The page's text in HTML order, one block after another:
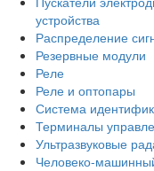
устройства
Распределение
Резервные модули
Реле
Реле и оптопары
Система
Терминалы
Ультразвуковые
Человеко-